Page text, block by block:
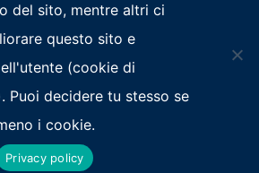
del sito, mentre altri ci
questo sito e
(cookie di
Puoi decidere tu stesso se
i cookie.
Privacy policy